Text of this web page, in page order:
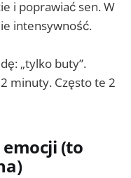
i poprawiać sen. W
intensywność.
„tylko buty”.
minuty. Często te 2
emocji (to